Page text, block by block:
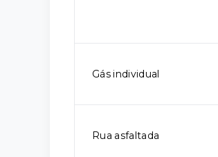
Gás individual
Rua asfaltada